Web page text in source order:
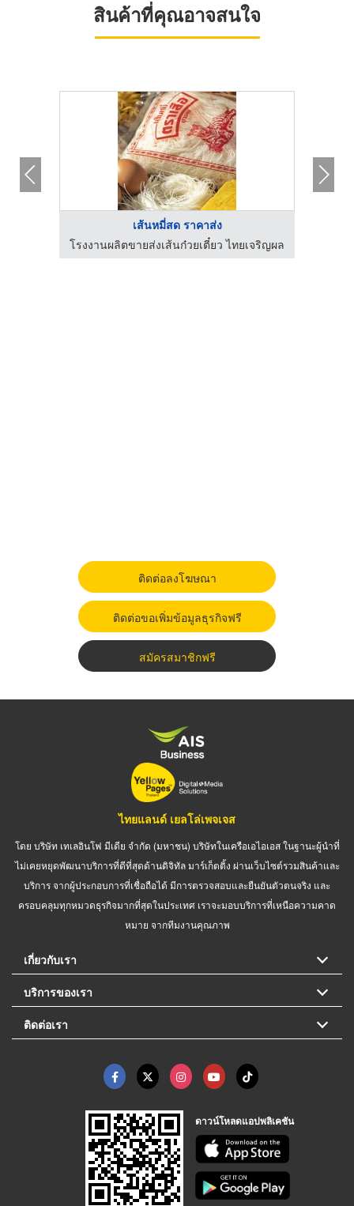
สินค้าที่คุณอาจสนใจ
เส้นหมี่สด ราคาส่ง
โรงงานผลิตขายส่งเส้นก๋วยเตี๋ยว ไทยเจริญผล
ติดต่อลงโฆษณา
ติดต่อขอเพิ่มข้อมูลธุรกิจฟรี
สมัครสมาชิกฟรี
ไทยแลนด์ เยลโล่เพจเจส
โดย บริษัท เทเลอินโฟ มีเดีย จำกัด (มหาชน) บริษัทในเครือเอไอเอส ในฐานะผู้นำที่
ไม่เคยหยุดพัฒนาบริการที่ดีที่สุดด้านดิจิทัล มาร์เก็ตติ้ง ผ่านเว็บไซต์รวมสินค้าและ
บริการ จากผู้ประกอบการที่เชื่อถือได้ มีการตรวจสอบและยืนยันตัวตนจริง และ
ครอบคลุมทุกหมวดธุรกิจมากที่สุดในประเทศ เราจะมอบบริการที่เหนือความคาด
หมาย จากทีมงานคุณภาพ
เกี่ยวกับเรา
บริการของเรา
ติดต่อเรา
ดาวน์โหลดแอปพลิเคชัน